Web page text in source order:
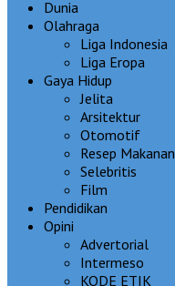
Dunia
Olahraga
Liga Indonesia
Liga Eropa
Gaya Hidup
Jelita
Arsitektur
Otomotif
Resep Makanan
Selebritis
Film
Pendidikan
Opini
Advertorial
Intermeso
KODE ETIK